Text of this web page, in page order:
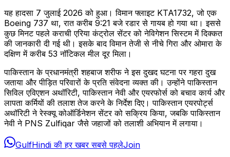
यह हादसा 7 जुलाई 2026 को हुआ। विमान फ्लाइट KTA1732, जो एक
Boeing 737 था, रात करीब 9:21 बजे रडार से गायब हो गया था। इससे
कुछ मिनट पहले कराची एरिया कंट्रोल सेंटर को नेविगेशन सिस्टम में दिक्कत
की जानकारी दी गई थी। इसके बाद विमान तेजी से नीचे गिरा और ओमारा के
दक्षिण में करीब 53 नॉटिकल मील दूर मिला।
पाकिस्तान के प्रधानमंत्री शहबाज शरीफ ने इस दुखद घटना पर गहरा दुख
जताया और पीड़ित परिवारों के प्रति संवेदना व्यक्त की। उन्होंने पाकिस्तान
सिविल एविएशन अथॉरिटी, पाकिस्तान नेवी और एयरफोर्स को बचाव कार्य और
लापता कर्मियों की तलाश तेज करने के निर्देश दिए। पाकिस्तान एयरपोर्ट्स
अथॉरिटी ने रेस्क्यू कोऑर्डिनेशन सेंटर को सक्रिय किया, जबकि पाकिस्तान
नेवी ने PNS Zulfiqar जैसे जहाजों को तलाशी अभियान में लगाया।
GulfHindi की हर खबर सबसे पहलेJoin